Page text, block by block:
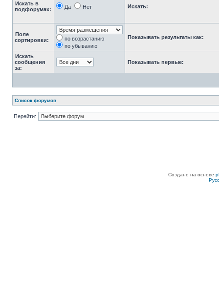
Искать в
подфорумах:
Да Нет Искать:
Поле
сортировки:
по возрастанию
по убыванию
Показывать результаты как:
Искать
сообщения
за:
Показывать первые:
Список форумов
Перейти:
Создано на основе